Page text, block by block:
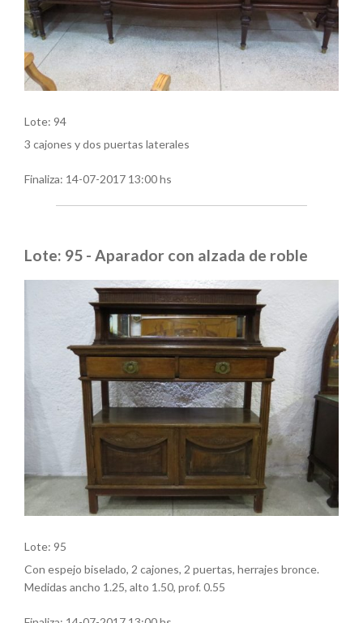
Lote: 94
3 cajones y dos puertas laterales
Finaliza: 14-07-2017 13:00 hs
Lote: 95 - Aparador con alzada de roble
Lote: 95
Con espejo biselado, 2 cajones, 2 puertas, herrajes bronce.
Medidas ancho 1.25, alto 1.50, prof. 0.55